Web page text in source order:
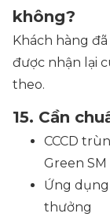
không?
Khách hàng
được nhận lại
theo.
15. Cần
CCCD
Green SM
Ứng
thưởng